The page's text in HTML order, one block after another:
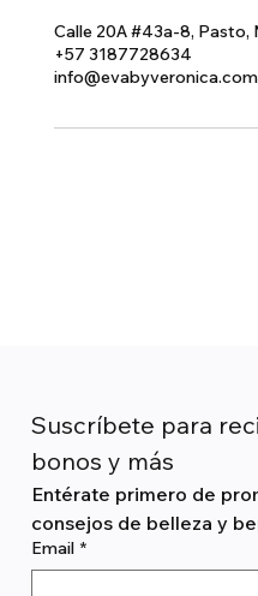
Calle 20A #43a-8, Pasto,
+57 3187728634
info@evabyveronica.com
Suscríbete para
bonos y más
Entérate primero de
consejos de belleza y
Email *